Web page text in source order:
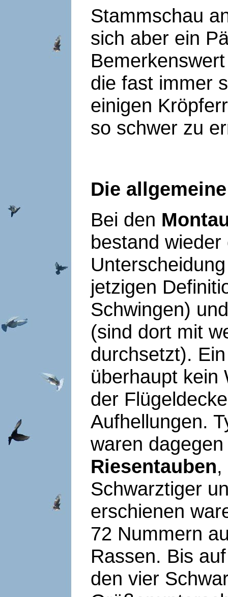
Stammschau
sich aber ein
die fast immer
einigen
so schwer zu
Die
Bei den
bestand
jetzigen
Schwingen)
(sind dort mit
durchsetzt).
überhaupt kein
der
Aufhellungen.
waren
Riesentauben,
Schwarztiger
erschienen
72 Nummern
Rassen. Bis
den vier